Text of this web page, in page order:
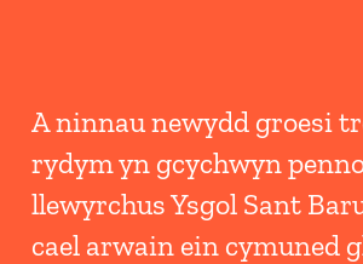
A ninnau newydd groesi
rydym yn gcychwyn
llewyrchus Ysgol Sant
cael arwain ein cymuned